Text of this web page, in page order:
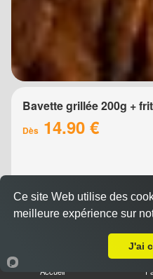
Bavette grillée 200g +
Dès 14.90 €
Accueil
Ce site Web utilise des
meilleure expérience sur
J'ai